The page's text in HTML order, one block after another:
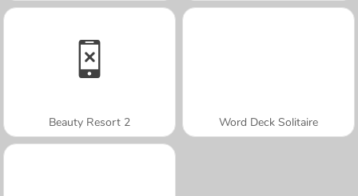
Beauty Resort 2 Word Deck Solitaire